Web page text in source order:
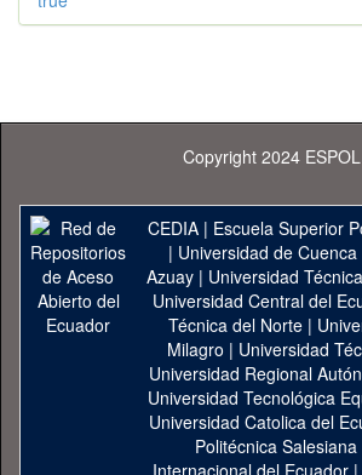
Copyright 2024 ESPOL
CEDIA| Escuela Superior
| Universidad de Cuenca
Azuay| Universidad
Universidad Central del
Técnica del Norte |
Milagro | Universidad
Universidad Regional
Universidad Tecnológica
Universidad Catolica del
Politécnica Salesiana
Internacional del Ecuador |